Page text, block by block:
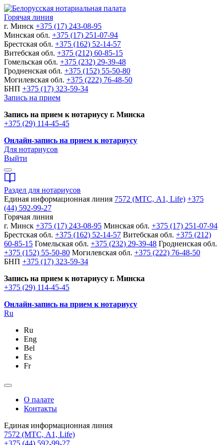
Горячая линия
г. Минск +375 (17) 243-08-95
Минская обл. +375 (17) 251-07-94
Брестская обл. +375 (162) 52-14-57
Витебская обл. +375 (212) 60-85-15
Гомельская обл. +375 (232) 29-39-48
Гродненская обл. +375 (152) 55-50-80
Могилевская обл. +375 (222) 76-48-50
БНП +375 (17) 323-59-34
Запись на прием
Запись на прием к нотариусу г. Минска
+375 (29) 114-45-45
Онлайн-запись на прием к нотариусу
Для нотариусов
Выйти
Раздел для нотариусов
Единая информационная линия 7572 (МТС, A1, Life) +375
(44) 592-99-27
Горячая линия
г. Минск +375 (17) 243-08-95 Минская обл. +375 (17) 251-07-94
Брестская обл. +375 (162) 52-14-57 Витебская обл. +375 (212)
60-85-15 Гомельская обл. +375 (232) 29-39-48 Гродненская обл.
+375 (152) 55-50-80 Могилевская обл. +375 (222) 76-48-50
БНП +375 (17) 323-59-34
Запись на прием к нотариусу г. Минска
+375 (29) 114-45-45
Онлайн-запись на прием к нотариусу
Ru
Ru
Eng
Bel
Es
Fr
О палате
Контакты
Единая информационная линия
7572 (МТС, A1, Life)
+375 (44) 592-99-27